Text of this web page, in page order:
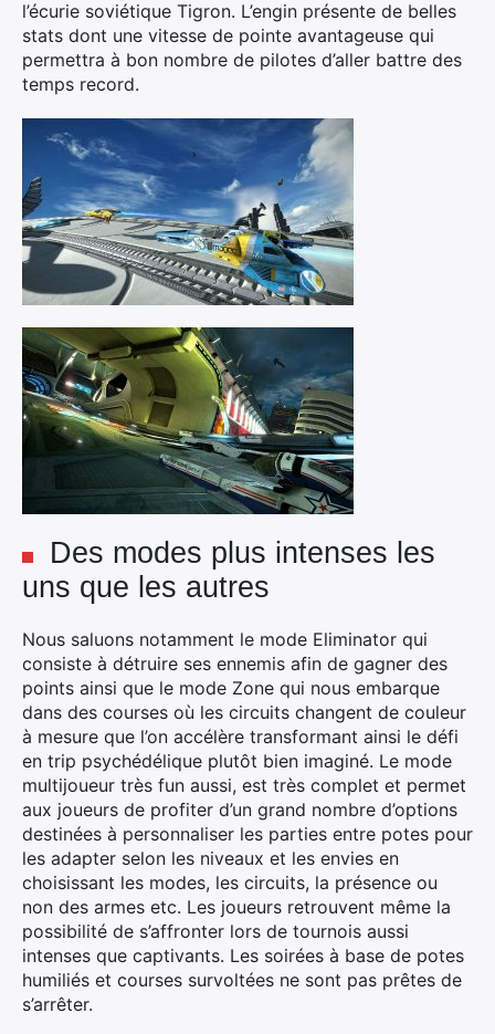
l’écurie soviétique Tigron. L’engin présente de belles
stats dont une vitesse de pointe avantageuse qui
permettra à bon nombre de pilotes d’aller battre des
temps record.
Des modes plus intenses les
uns que les autres
Nous saluons notamment le mode Eliminator qui
consiste à détruire ses ennemis afin de gagner des
points ainsi que le mode Zone qui nous embarque
dans des courses où les circuits changent de couleur
à mesure que l’on accélère transformant ainsi le défi
en trip psychédélique plutôt bien imaginé. Le mode
multijoueur très fun aussi, est très complet et permet
aux joueurs de profiter d’un grand nombre d’options
destinées à personnaliser les parties entre potes pour
les adapter selon les niveaux et les envies en
choisissant les modes, les circuits, la présence ou
non des armes etc. Les joueurs retrouvent même la
possibilité de s’affronter lors de tournois aussi
intenses que captivants. Les soirées à base de potes
humiliés et courses survoltées ne sont pas prêtes de
s’arrêter.